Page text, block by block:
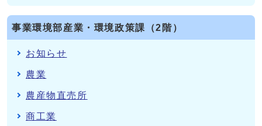
事業環境部産業・環境政策課（2階）
お知らせ
農業
農産物直売所
商工業